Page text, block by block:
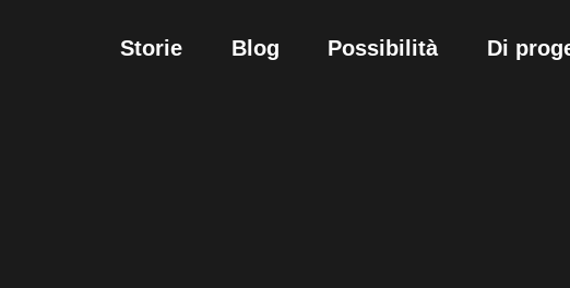
Storie Blog Possibilità Di